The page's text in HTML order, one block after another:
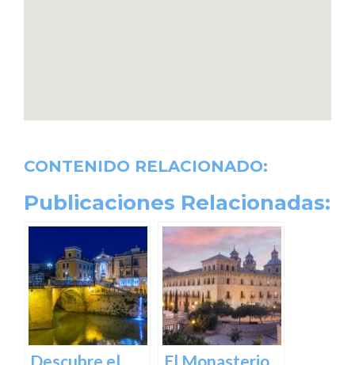
CONTENIDO RELACIONADO:
Publicaciones Relacionadas:
Descubre el El Monasterio